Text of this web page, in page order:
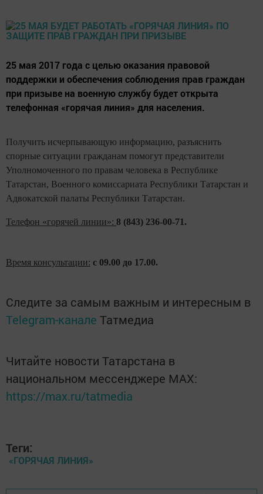
25 мая 2017 года с целью оказания правовой
поддержки и обеспечения соблюдения прав граждан
при призыве на военную службу будет открыта
телефонная «горячая линия» для населения.
Получить исчерпывающую информацию, разъяснить
спорные ситуации гражданам помогут представители
Уполномоченного по правам человека в Республике
Татарстан, Военного комиссариата Республики Татарстан и
Адвокатской палаты Республики Татарстан.
Телефон «горячей линии»: 8 (843) 236-00-71.
Время консультации: с 09.00 до 17.00.
Следите за самым важным и интересным в
Telegram-канале Татмедиа
Читайте новости Татарстана в
национальном мессенджере MАХ:
https://max.ru/tatmedia
Теги:
«ГОРЯЧАЯ ЛИНИЯ»